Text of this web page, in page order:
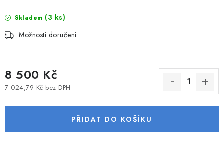
KATAMARÁNY - PONTON BOAT
VODNÍ SPORTY
PŘÍSLUŠENSTVÍ K MOTORŮM
PŘÍVĚSY K LODÍM
ZNAČKY
Skladem (3 ks)
Možnosti doručení
8 500 Kč
7 024,79 Kč bez DPH
PŘIDAT DO KOŠÍKU